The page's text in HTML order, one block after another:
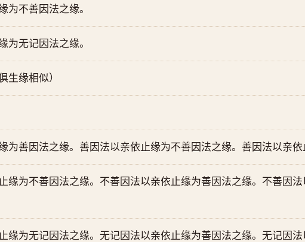
为不善因法之缘。
为无记因法之缘。
生缘相似）
为善因法之缘。善因法以亲依止缘为不善因法之缘。善因法以亲依
缘为不善因法之缘。不善因法以亲依止缘为善因法之缘。不善因
缘为无记因法之缘。无记因法以亲依止缘为善因法之缘。无记因